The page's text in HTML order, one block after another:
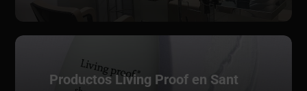
Productos Living Proof en Sant